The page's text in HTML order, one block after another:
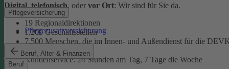
Pflegeversicherung
Pflegezusatzversicherung
Beruf, Alter & Finanzen
Beruf
Digital,telefonisch, oder vor Ort: Wir sind für Sie da.
19 Regionaldirektionen
1.200 Geschäftsstellen
7.500 Menschen, die im Innen- und Außendienst für die
arbeiten
Kundenservice: 24 Stunden am Tag, 7 Tage die Woche